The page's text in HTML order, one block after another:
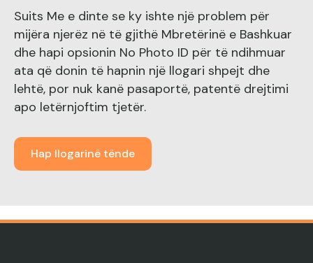
Suits Me e dinte se ky ishte një problem për
mijëra njerëz në të gjithë Mbretërinë e Bashkuar
dhe hapi opsionin No Photo ID për të ndihmuar
ata që donin të hapnin një llogari shpejt dhe
lehtë, por nuk kanë pasaportë, patentë drejtimi
apo letërnjoftim tjetër.
Hap llogarinë tënde